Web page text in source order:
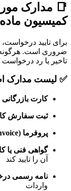
📑 مدارک
کمیسیون
برای تایید
ضروری است. هرگونه
تاخیر یا رد
✅ لیست مدارک
کارت بازرگانی
ثبت سفارش
پروفرما (Proforma Invoice)
گواهی فنی یا
آن را تایید کند
نامه رسمی
واردات